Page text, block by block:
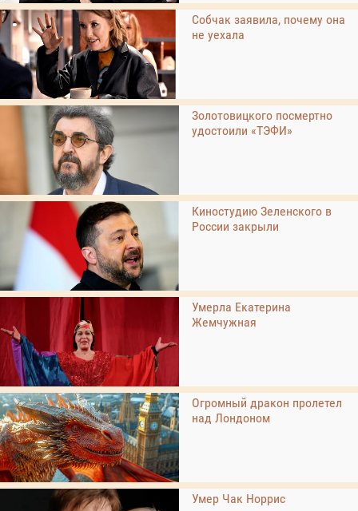
Собчак заявила, почему она
не уехала
Золотовицкого посмертно
удостоили «ТЭФИ»
Киностудию Зеленского в
России закрыли
Умерла Екатерина
Жемчужная
Огромный дракон пролетел
над Лондоном
Умер Чак Норрис